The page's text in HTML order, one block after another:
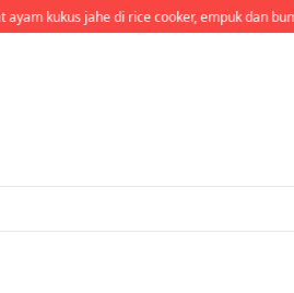
jahe di rice cooker, empuk dan bumbu